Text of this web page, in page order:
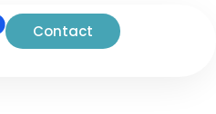
Contact